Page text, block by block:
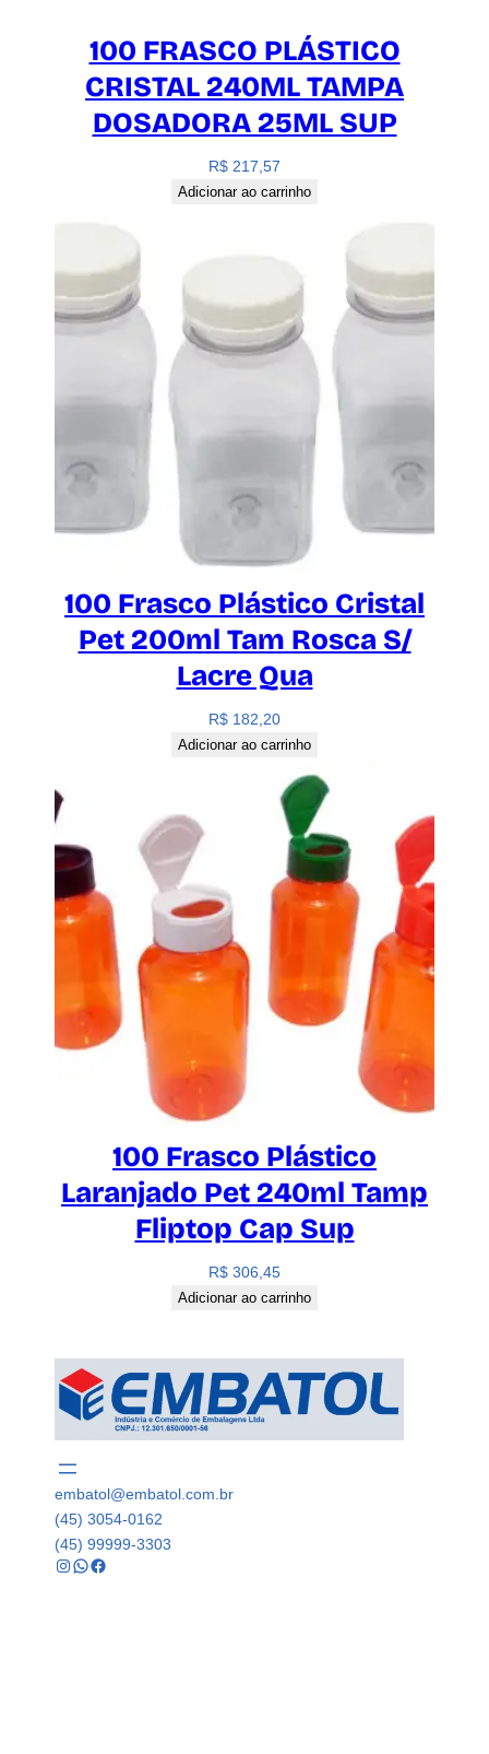
100 FRASCO PLÁSTICO
CRISTAL 240ML TAMPA
DOSADORA 25ML SUP
R$ 217,57
Adicionar ao carrinho
100 Frasco Plástico Cristal
Pet 200ml Tam Rosca S/
Lacre Qua
R$ 182,20
Adicionar ao carrinho
100 Frasco Plástico
Laranjado Pet 240ml Tamp
Fliptop Cap Sup
R$ 306,45
Adicionar ao carrinho
embatol@embatol.com.br
(45) 3054-0162
(45) 99999-3303
Instagram WhatsApp Facebook